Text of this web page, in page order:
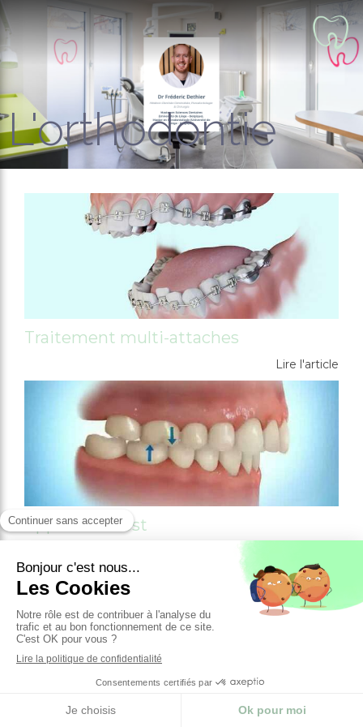
L'orthodontie
Traitement multi-attaches
Lire l'article
Appareil herbst
Orthodontie et hygiène bucco-